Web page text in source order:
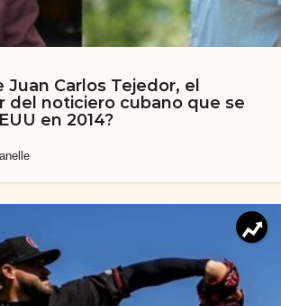
Juan Carlos Tejedor, el
del noticiero cubano que se
en 2014?